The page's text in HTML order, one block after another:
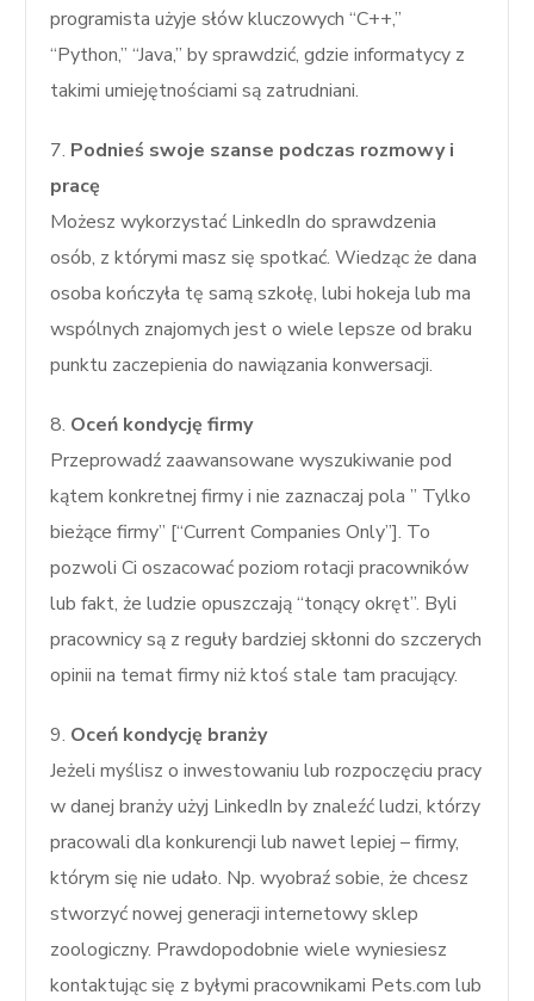
programista użyje słów kluczowych “C++,”
“Python,” “Java,” by sprawdzić, gdzie informatycy z
takimi umiejętnościami są zatrudniani.
7. Podnieś swoje szanse podczas rozmowy i
pracę
Możesz wykorzystać LinkedIn do sprawdzenia
osób, z którymi masz się spotkać. Wiedząc że dana
osoba kończyła tę samą szkołę, lubi hokeja lub ma
wspólnych znajomych jest o wiele lepsze od braku
punktu zaczepienia do nawiązania konwersacji.
8. Oceń kondycję firmy
Przeprowadź zaawansowane wyszukiwanie pod
kątem konkretnej firmy i nie zaznaczaj pola ” Tylko
bieżące firmy” [“Current Companies Only”]. To
pozwoli Ci oszacować poziom rotacji pracowników
lub fakt, że ludzie opuszczają “tonący okręt”. Byli
pracownicy są z reguły bardziej skłonni do szczerych
opinii na temat firmy niż ktoś stale tam pracujący.
9. Oceń kondycję branży
Jeżeli myślisz o inwestowaniu lub rozpoczęciu pracy
w danej branży użyj LinkedIn by znaleźć ludzi, którzy
pracowali dla konkurencji lub nawet lepiej – firmy,
którym się nie udało. Np. wyobraź sobie, że chcesz
stworzyć nowej generacji internetowy sklep
zoologiczny. Prawdopodobnie wiele wyniesiesz
kontaktując się z byłymi pracownikami Pets.com lub